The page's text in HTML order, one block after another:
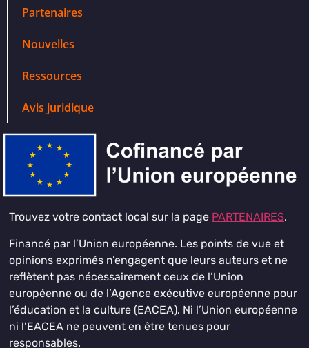
Partenaires
Nouvelles
Ressources
Avis juridique
Trouvez votre contact local sur la page PARTENAIRES.
Financé par l’Union européenne. Les points de vue et
opinions exprimés n’engagent que leurs auteurs et ne
reflètent pas nécessairement ceux de l’Union
européenne ou de l’Agence exécutive européenne pour
l’éducation et la culture (EACEA). Ni l’Union européenne
ni l’EACEA ne peuvent en être tenues pour
responsables.